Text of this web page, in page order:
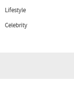
Lifestyle
Celebrity